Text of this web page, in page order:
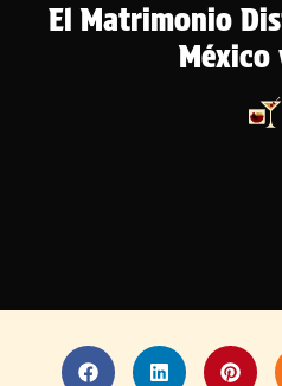
El Matrimonio
México